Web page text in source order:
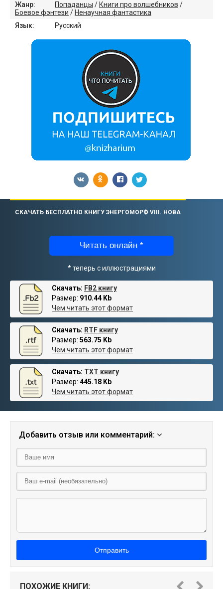
Жанр: Попаданцы / Книги про волшебников /
Боевое фэнтези / Ненаучная фантастика
Язык:
Русский
СКАЧАТЬ БЕСПЛАТНО КНИГУ ЭНЕРГОМОРФ VIII. НОВА
Читать онлайн *
* теперь с иллюстрациями
Скачать: FB2 книгу
Размер: 910.44 Kb
Чем читать этот формат
Скачать: RTF книгу
Размер: 563.75 Kb
Чем читать этот формат
Скачать: TXT книгу
Размер: 445.18 Kb
Чем читать этот формат
Добавить отзыв или комментарий:
Отправить
ПОХОЖИЕ КНИГИ: